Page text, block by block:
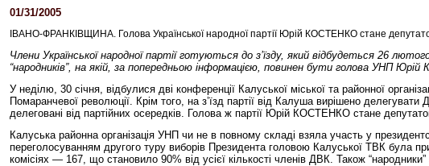
01/31/2005
ІВАНО-ФРАНКІВЩИНА. Голова Української народної партії Юрій КОСТЕНКО стане депутатом
Члени Української народної партії готуються до з’їзду, який відбудеться 26
“народників”, на якій, за попередньою інформацією, повинен бути голова УНП
У неділю, 30 січня, відбулися дві конференції Калуської міської та районної
Помаранчевої революції. Крім того, на з’їзд партії від Калуша вирішено
делеговані від партійних осередків. Голова ж партії Юрій КОСТЕНКО стане
Калуська районна організація УНП чи не в повному складі взяла участь у
переголосуванням другого туру виборів Президента головою Калуської ТВК
комісіях — 167, що становило 90% від усієї кількості членів ДВК. Також